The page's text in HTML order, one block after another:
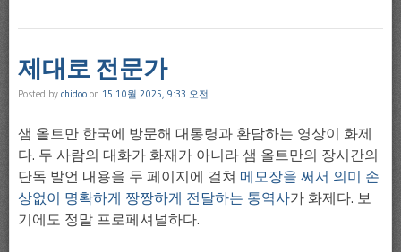
제대로 전문가
Posted by chidoo on 15 10월 2025, 9:33 오전
샘 올트만 한국에 방문해 대통령과 환담하는 영상이 화제
다. 두 사람의 대화가 화재가 아니라 샘 올트만의 장시간의
단독 발언 내용을 두 페이지에 걸쳐 메모장을 써서 의미 손
상없이 명확하게 짱짱하게 전달하는 통역사가 화제다. 보
기에도 정말 프로페셔널하다.